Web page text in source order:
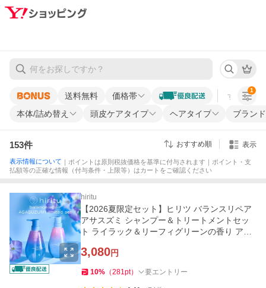
送料無料 価格帯 すべての条
本体/詰め替え 頭皮ケアタイプ ヘアタイプ ブランド
1
153件 おすすめ順 表示
表示情報について ｜ポイントは原則税抜価格を基準に付与されます｜ポイント・支
払額等の正確な情報（付与条件・上限等）はカートをご確認ください
hiritu
【2026夏限定セット】ヒリツ バランスリペア
アサスズミ シャンプー＆トリートメントセッ
ト ライラック＆リーフィグリーンの香り アサ
3,080円
10% （281pt） 要エントリー